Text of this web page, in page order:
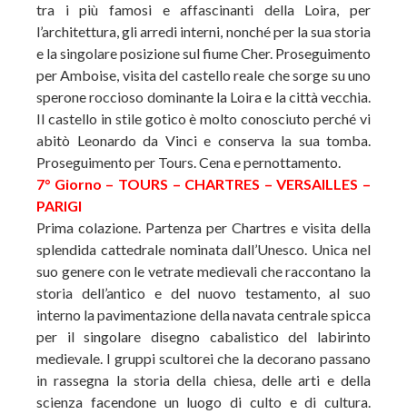
tra i più famosi e affascinanti della Loira, per
l’architettura, gli arredi interni, nonché per la sua storia
e la singolare posizione sul fiume Cher. Proseguimento
per Amboise, visita del castello reale che sorge su uno
sperone roccioso dominante la Loira e la città vecchia.
Il castello in stile gotico è molto conosciuto perché vi
abitò Leonardo da Vinci e conserva la sua tomba.
Proseguimento per Tours. Cena e pernottamento.
7° Giorno – TOURS – CHARTRES – VERSAILLES –
PARIGI
Prima colazione. Partenza per Chartres e visita della
splendida cattedrale nominata dall’Unesco. Unica nel
suo genere con le vetrate medievali che raccontano la
storia dell’antico e del nuovo testamento, al suo
interno la pavimentazione della navata centrale spicca
per il singolare disegno cabalistico del labirinto
medievale. I gruppi scultorei che la decorano passano
in rassegna la storia della chiesa, delle arti e della
scienza facendone un luogo di culto e di cultura.